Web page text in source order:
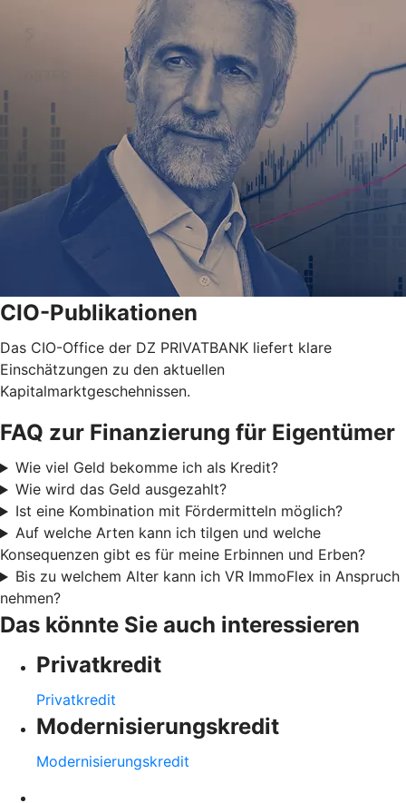
CIO-Publikationen
Das CIO-Office der DZ PRIVATBANK liefert klare
Einschätzungen zu den aktuellen
Kapitalmarktgeschehnissen.
FAQ zur Finanzierung für Eigentümer
Wie viel Geld bekomme ich als Kredit?
Wie wird das Geld ausgezahlt?
Ist eine Kombination mit Fördermitteln möglich?
Auf welche Arten kann ich tilgen und welche
Konsequenzen gibt es für meine Erbinnen und Erben?
Bis zu welchem Alter kann ich VR ImmoFlex in Anspruch
nehmen?
Das könnte Sie auch interessieren
Privatkredit
Privatkredit
Modernisierungskredit
Modernisierungskredit